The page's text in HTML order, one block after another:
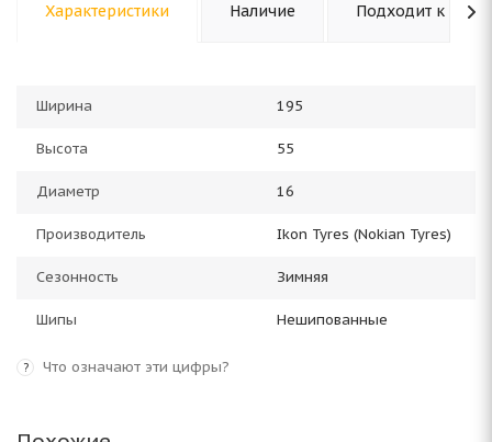
Характеристики Наличие Подходит к авто
Ширина 195
Высота 55
Диаметр 16
Производитель Ikon Tyres (Nokian Tyres)
Сезонность Зимняя
Шипы Нешипованные
? Что означают эти цифры?